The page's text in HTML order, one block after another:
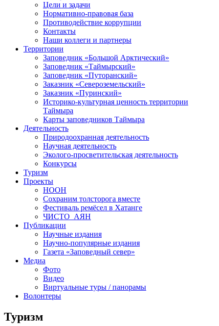
О дирекции
История создания
Цели и задачи
Нормативно-правовая база
Противодействие коррупции
Контакты
Наши коллеги и партнеры
Территории
Заповедник «Большой Арктический»
Заповедник «Таймырский»
Заповедник «Путоранский»
Заказник «Североземельский»
Заказник «Пуринский»
Историко-культурная ценность территории
Таймыра
Карты заповедников Таймыра
Деятельность
Природоохранная деятельность
Научная деятельность
Эколого-просветительская деятельность
Конкурсы
Туризм
Проекты
НООН
Сохраним толсторога вместе
Фестиваль ремёсел в Хатанге
ЧИСТО_АЯН
Публикации
Научные издания
Научно-популярные издания
Газета «Заповедный север»
Медиа
Фото
Видео
Волонтеры